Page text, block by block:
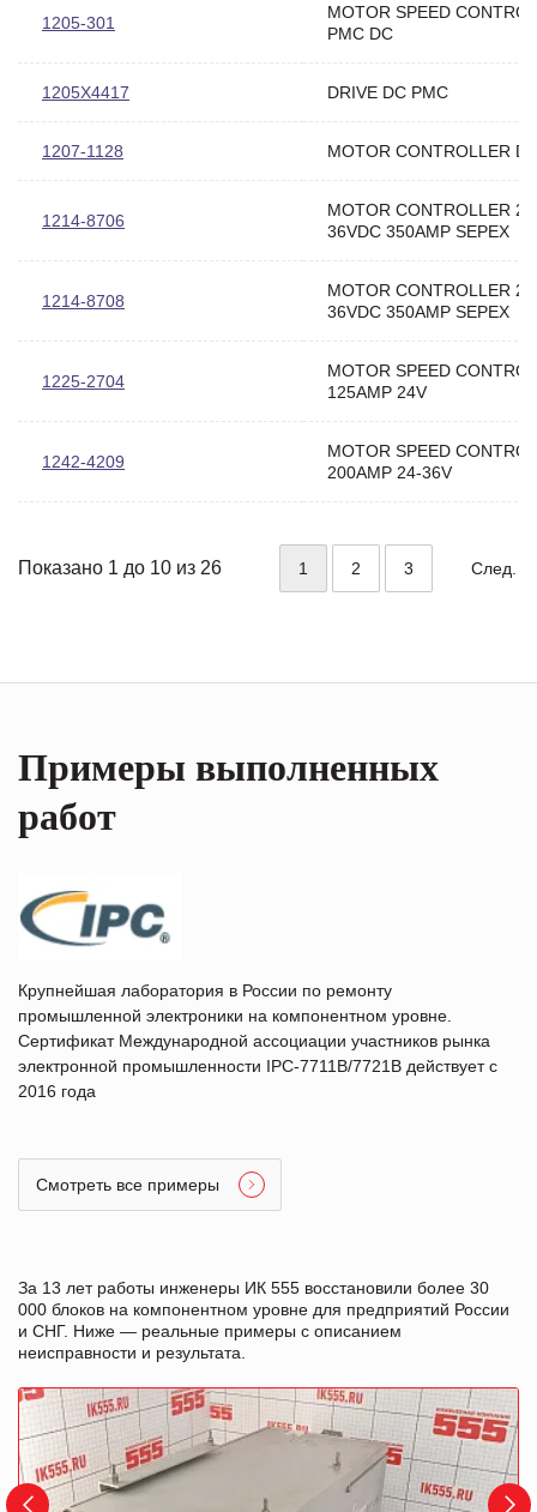
1205-301
MOTOR SPEED
PMC DC
1205X4417 DRIVE DC PMC
1207-1128 MOTOR CONTROLLER
1214-8706
MOTOR CONTROLLER
36VDC 350AMP SEPEX
1214-8708
MOTOR CONTROLLER
36VDC 350AMP SEPEX
1225-2704
MOTOR SPEED
125AMP 24V
1242-4209
MOTOR SPEED
200AMP 24-36V
Показано 1 до 10 из 26 1 2 3 След.
Примеры выполненных
работ
Крупнейшая лаборатория в России по ремонту
промышленной электроники на компонентном уровне.
Сертификат Международной ассоциации участников рынка
электронной промышленности IPC-7711B/7721B действует с
2016 года
Смотреть все примеры
За 13 лет работы инженеры ИК 555 восстановили более 30
000 блоков на компонентном уровне для предприятий России
и СНГ. Ниже — реальные примеры с описанием
неисправности и результата.